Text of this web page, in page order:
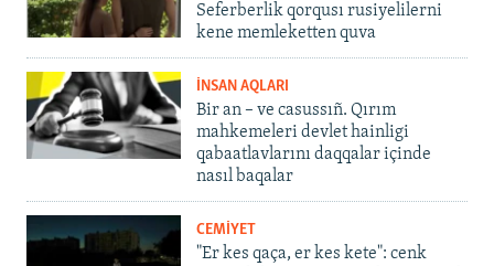
Seferberlik qorqusı rusiyelilerni
kene memleketten quva
İNSAN AQLARI
Bir an – ve casussıñ. Qırım
mahkemeleri devlet hainligi
qabaatlavlarını daqqalar içinde
nasıl baqalar
CEMİYET
"Er kes qaça, er kes kete": cenk